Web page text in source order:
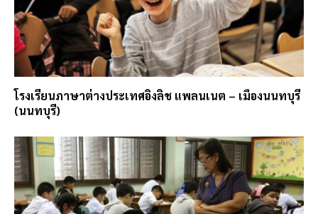
โรงเรียนภาษาต่างประเทศอิงลิช แพลนเนต – เมืองนนทบุรี
(นนทบุรี)